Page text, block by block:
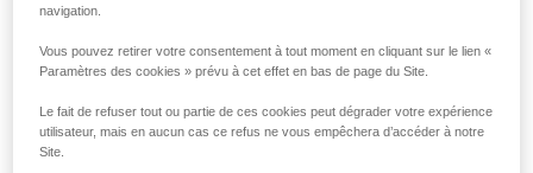
Remarque :
navigation.
Vous pouvez retirer votre consentement à tout moment en cliquant sur le lien «
Paramètres des cookies » prévu à cet effet en bas de page du Site.
Le fait de refuser tout ou partie de ces cookies peut dégrader votre expérience
utilisateur, mais en aucun cas ce refus ne vous empêchera d’accéder à notre
Site.